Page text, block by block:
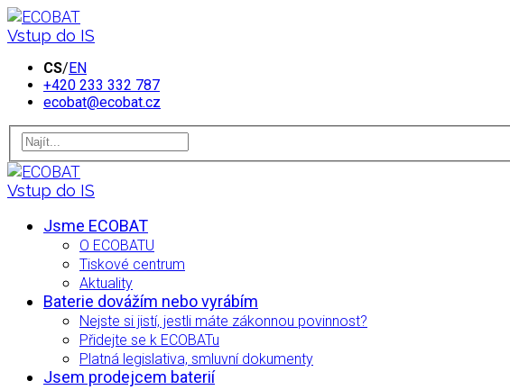
Vstup do IS
CS/EN
+420 233 332 787
ecobat@ecobat.cz
Vstup do IS
Jsme ECOBAT
O ECOBATU
Tiskové centrum
Aktuality
Baterie dovážím nebo vyrábím
Nejste si jistí, jestli máte zákonnou povinnost?
Přidejte se k ECOBATu
Platná legislativa, smluvní dokumenty
Jsem prodejcem baterií